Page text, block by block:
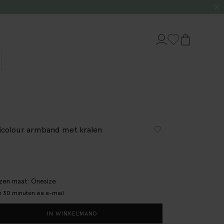
armband met kralen
maat: Onesize
30 minuten via e-mail
IN WINKELMAND